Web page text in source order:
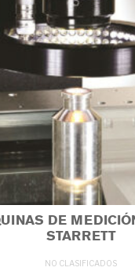
DE
STARRETT
NO CLASIFICADOS